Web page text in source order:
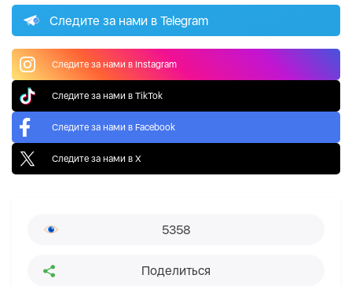
Следите за нами в Telegram
Следите за нами в Instagram
Следите за нами в TikTok
Следите за нами в Facebook
Следите за нами в X
5358
Поделиться